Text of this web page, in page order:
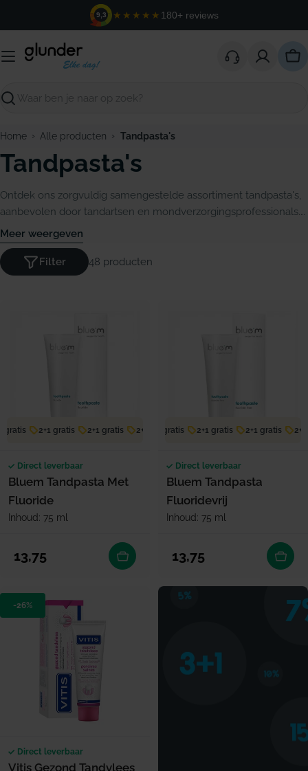
inhoud
9,3 ★★★★★ 180+ reviews
Zoeken
Home › Alle producten › Tandpasta's
Tandpasta's
Ontdek ons zorgvuldig samengestelde assortiment tandpasta's,
aanbevolen door tandartsen en mondverzorgingsprofessionals.
Van glazuurbescherming en gevoelige tanden tot whitening en
fluoridevrije formules, voor elk mondverzorgingsdoel de juiste
keuze.
Meer weergeven
48 producten
Filter
gratis 2+1 gratis 2+1 gratis 2+1 gratis 2+1 gratis 2+1 gratis
Direct leverbaar
Bluem Tandpasta Met
Fluoride
Inhoud: 75 ml
Normale prijs
13,75
2+1 gratis 2+1 gratis 2+1 gratis 2+1
Direct leverbaar
Bluem Tandpasta
Fluoridevrij
Inhoud: 75 ml
Normale prijs
13,75
-26%
Direct leverbaar
Vitis Gezond Tandvlees